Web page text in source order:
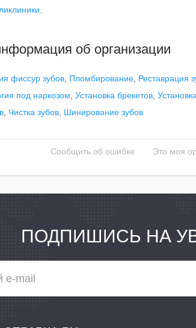
об организации
фиссур зубов Пломбирование Реставрация
под наркозом Установка брекетов
Чистка зубов Шинирование зубов
Сообщить об ошибке Это моя
ПОДПИШИСЬ НА